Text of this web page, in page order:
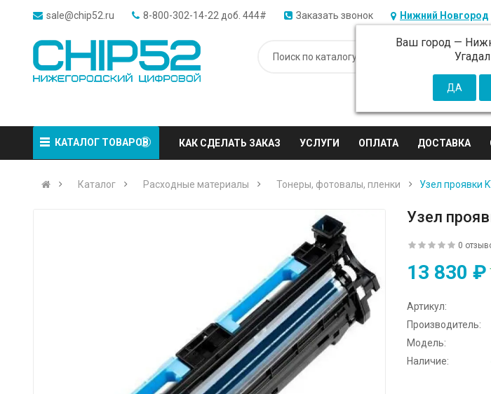
sale@chip52.ru 8-800-302-14-22 доб. 444# Заказать звонок Нижний Новгород
Ваш город —
КАТАЛОГ ТОВАРОВ КАК СДЕЛАТЬ ЗАКАЗ УСЛУГИ ОПЛАТА ДОСТАВКА
Каталог Расходные материалы Тонеры, фотовалы, пленки Узел проявки
Узел
0
13 830 ₽
Артикул:
Производитель:
Модель:
Наличие: